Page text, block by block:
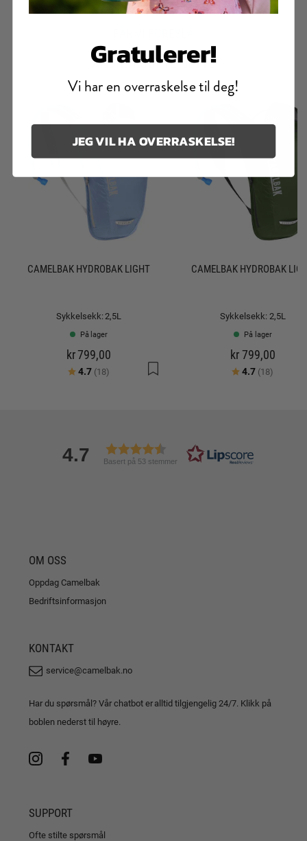
5
l
g
ANDRE KJØPTE DETTE
CAMELBAK HYDROBAK LIGHT
Sykkelsekk: 2,5L
På lager
kr 799,00
Karakter:
4.7 (18) av 5 mulige
CAMELBAK HYDROBAK
Sykkelsekk: 2,5L
På lager
kr 799,00
Karakter:
4.7 (18)
4.7 Basert på 53 stemmer
OM OSS
Oppdag Camelbak
Bedriftsinformasjon
KONTAKT
service@camelbak.no
Har du spørsmål? Vår chatbot er alltid tilgjengelig 24/7. Klikk på
boblen nederst til høyre.
SUPPORT
Ofte stilte spørsmål
Gratulerer!
Vi har en overraskelse til deg!
JEG VIL HA OVERRASKELSE!